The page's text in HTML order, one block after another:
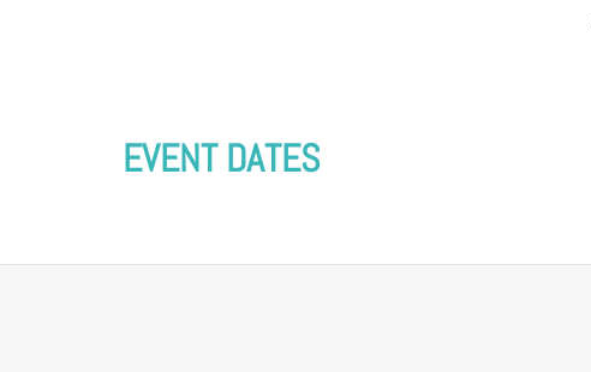
EVENT DATES